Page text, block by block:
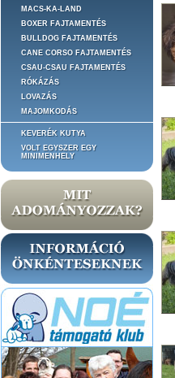
MACS-KA-LAND
BOXER FAJTAMENTÉS
BULLDOG FAJTAMENTÉS
CANE CORSO FAJTAMENTÉS
CSAU-CSAU FAJTAMENTÉS
RÓKÁZÁS
LOVAZÁS
MAJOMKODÁS
KEVERÉK KUTYA
VOLT EGYSZER EGY
MINIMENHELY